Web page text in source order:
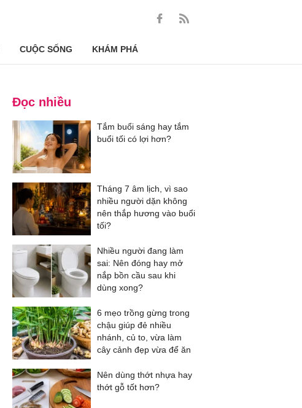
CUỘC SỐNG KHÁM PHÁ
Đọc nhiều
Tắm buổi sáng hay tắm
buổi tối có lợi hơn?
Tháng 7 âm lịch, vì sao
nhiều người dặn không
nên thắp hương vào buổi
tối?
Nhiều người đang làm
sai: Nên đóng hay mở
nắp bồn cầu sau khi
dùng xong?
6 mẹo trồng gừng trong
chậu giúp đẻ nhiều
nhánh, củ to, vừa làm
cây cảnh đẹp vừa để ăn
Nên dùng thớt nhựa hay
thớt gỗ tốt hơn?